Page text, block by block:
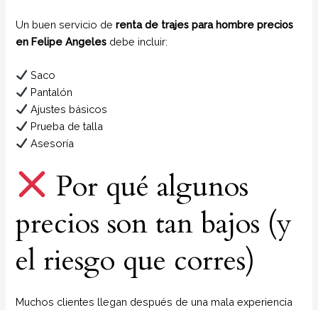
Un buen servicio derenta de trajes para hombre precios
en Felipe Angeles debe incluir:
Saco
Pantalón
Ajustes básicos
Prueba de talla
Asesoría
Por qué algunos
precios son tan bajos (y
el riesgo que corres)
Muchos clientes llegan después de una mala experiencia